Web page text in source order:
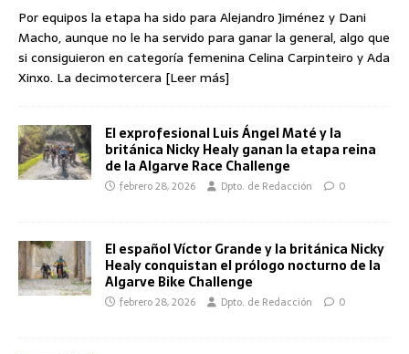
Por equipos la etapa ha sido para Alejandro Jiménez y Dani
Macho, aunque no le ha servido para ganar la general, algo que
si consiguieron en categoría femenina Celina Carpinteiro y Ada
Xinxo. La decimotercera [Leer más]
El exprofesional Luis Ángel Maté y la
británica Nicky Healy ganan la etapa reina
de la Algarve Race Challenge
febrero 28, 2026 Dpto. de Redacción 0
El español Víctor Grande y la británica Nicky
Healy conquistan el prólogo nocturno de la
Algarve Bike Challenge
febrero 28, 2026 Dpto. de Redacción 0